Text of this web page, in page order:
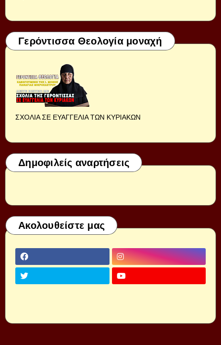
Γερόντισσα Θεολογία μοναχή
ΣΧΟΛΙΑ ΣΕ ΕΥΑΓΓΕΛΙΑ ΤΩΝ ΚΥΡΙΑΚΩΝ
Δημοφιλείς αναρτήσεις
Ακολουθείστε μας